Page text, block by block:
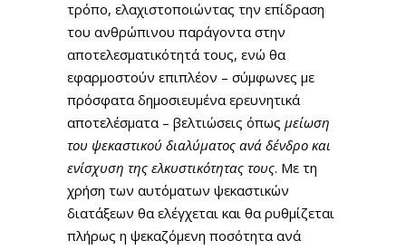
τρόπο, ελαχιστοποιώντας την επίδραση
του ανθρώπινου παράγοντα στην
αποτελεσματικότητά τους, ενώ θα
εφαρμοστούν επιπλέον – σύμφωνες με
πρόσφατα δημοσιευμένα ερευνητικά
αποτελέσματα – βελτιώσεις όπως μείωση
του ψεκαστικού διαλύματος ανά δένδρο και
ενίσχυση της ελκυστικότητας τους. Με τη
χρήση των αυτόματων ψεκαστικών
διατάξεων θα ελέγχεται και θα ρυθμίζεται
πλήρως η ψεκαζόμενη ποσότητα ανά